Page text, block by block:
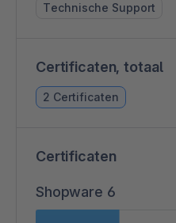
Technische Support
Certificaten, totaal
2 Certificaten
Certificaten
Shopware 6